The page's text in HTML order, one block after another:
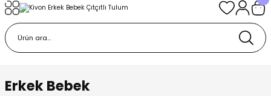
Erkek Bebek
Bere ve Eldiven
Ürünleri